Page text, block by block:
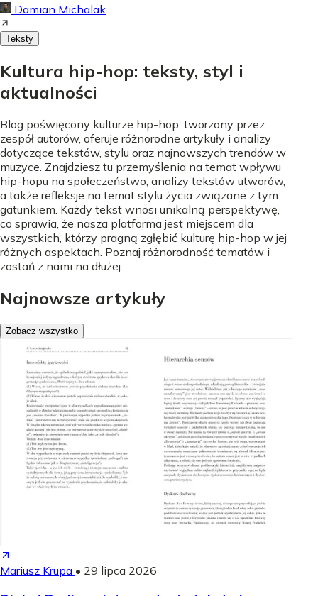
Damian Michalak
Teksty
Kultura hip-hop: teksty, styl i
aktualności
Blog poświęcony kulturze hip-hop, tworzony przez
zespół autorów, oferuje różnorodne artykuły i analizy
dotyczące tekstów, stylu oraz najnowszych trendów w
muzyce. Znajdziesz tu przemyślenia na temat wpływu
hip-hopu na społeczeństwo, analizy tekstów utworów,
a także refleksje na temat stylu życia związane z tym
gatunkiem. Każdy tekst wnosi unikalną perspektywę,
co sprawia, że nasza platforma jest miejscem dla
wszystkich, którzy pragną zgłębić kulturę hip-hop w jej
różnych aspektach. Poznaj różnorodność tematów i
zostań z nami na dłużej.
Najnowsze artykuły
Zobacz wszystko
Mariusz Krupa • 29 lipca 2026